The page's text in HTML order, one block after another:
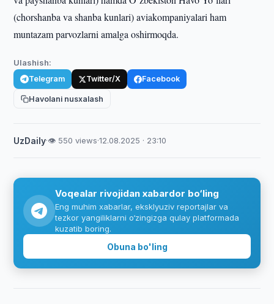
(chorshanba va shanba kunlari) aviakompaniyalari ham
muntazam parvozlarni amalga oshirmoqda.
Ulashish:
Telegram Twitter/X Facebook
Havolani nusxalash
UzDaily·👁 550 views·12.08.2025 · 23:10
Voqealar rivojidan xabardor bo‘ling
Eng muhim xabarlar, eksklyuziv reportajlar va
tezkor yangiliklarni o‘zingizga qulay platformada
kuzatib boring.
Obuna bo'ling